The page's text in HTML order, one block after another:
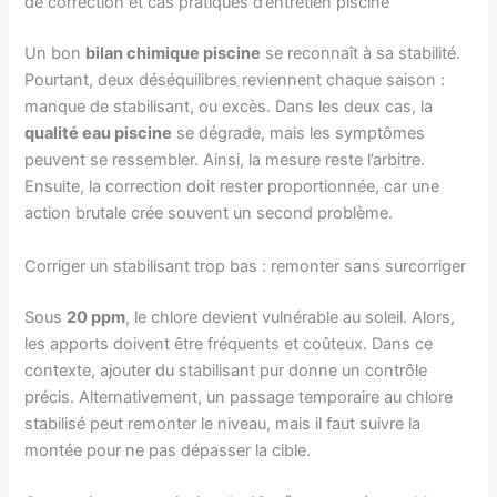
Un bon bilan chimique piscine se reconnaît à sa stabilité.
Pourtant, deux déséquilibres reviennent chaque saison :
manque de stabilisant, ou excès. Dans les deux cas, la
qualité eau piscine se dégrade, mais les symptômes
peuvent se ressembler. Ainsi, la mesure reste l’arbitre.
Ensuite, la correction doit rester proportionnée, car une
action brutale crée souvent un second problème.
Corriger un stabilisant trop bas : remonter sans surcorriger
Sous 20 ppm, le chlore devient vulnérable au soleil. Alors,
les apports doivent être fréquents et coûteux. Dans ce
contexte, ajouter du stabilisant pur donne un contrôle
précis. Alternativement, un passage temporaire au chlore
stabilisé peut remonter le niveau, mais il faut suivre la
montée pour ne pas dépasser la cible.